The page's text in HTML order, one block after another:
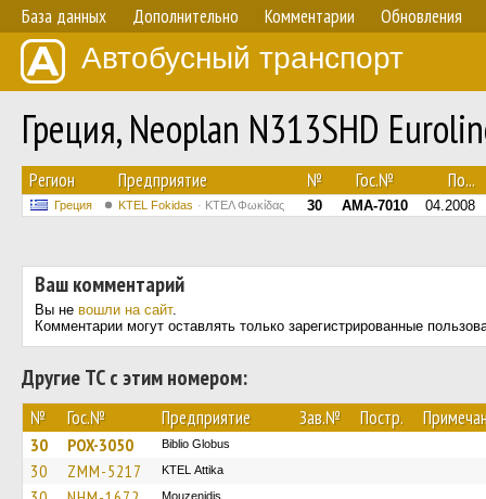
База данных Дополнительно Комментарии Обновления
Автобусный транспорт
Греция, Neoplan N313SHD
Регион Предприятие № Гос.№ По...
Греция ΚΤΕL Fokidas ΚΤΕΛ Φωκίδας 30 AMA-7010 04.2008
Ваш комментарий
Вы не вошли на сайт.
Комментарии могут оставлять только зарегистрированные
Другие ТС с этим номером:
№ Гос.№ Предприятие Зав.№ Постр.
30 POX-3050 Biblio Globus
30 ZMM-5217 KΤΕL Αttika
Mouzenidis